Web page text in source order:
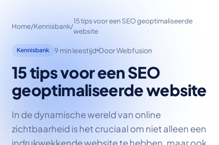
Home/Kennisbank/
15 tips voor een SEO geoptimaliseerde
website
Kennisbank 9 min leestijd Door Webfusion
15 tips voor een SEO
geoptimaliseerde website
In de dynamische wereld van online
zichtbaarheid is het cruciaal om niet alleen een